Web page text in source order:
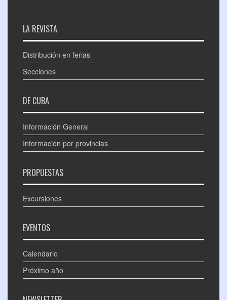
LA REVISTA
Distribución en ferias
Secciones
DE CUBA
Información General
Información por provincias
PROPUESTAS
Excursiones
EVENTOS
Calendario
Próximo año